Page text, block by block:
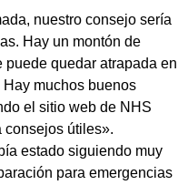
nuestro consejo sería
Hay un montón de
puede quedar atrapada en
muchos buenos
el sitio web de NHS
consejos útiles».
estado siguiendo muy
para emergencias